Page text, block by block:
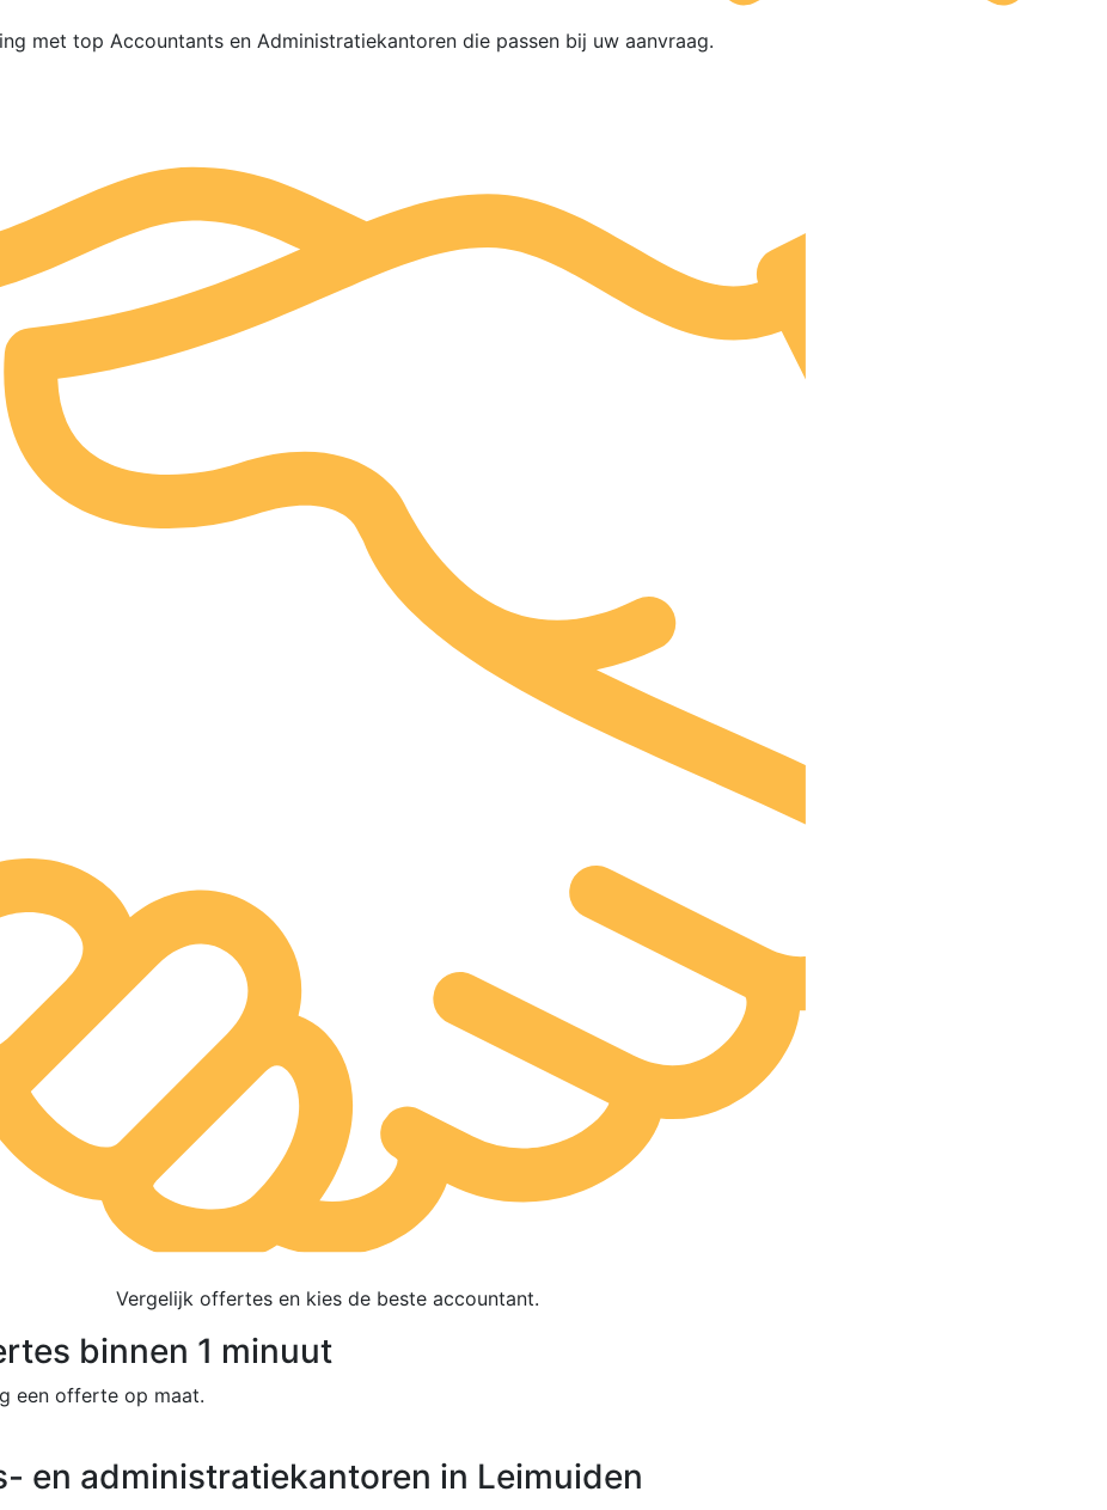
met top Accountants en Administratiekantoren die passen bij uw aanvraag.
Vergelijk offertes en kies de beste accountant.
binnen 1 minuut
een offerte op maat.
en administratiekantoren in Leimuiden